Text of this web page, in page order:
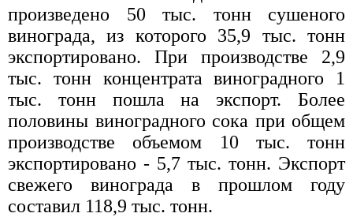
произведено 50 тыс. тонн сушеного
винограда, из которого 35,9 тыс. тонн
экспортировано. При производстве 2,9
тыс. тонн концентрата виноградного 1
тыс. тонн пошла на экспорт. Более
половины виноградного сока при общем
производстве объемом 10 тыс. тонн
экспортировано - 5,7 тыс. тонн. Экспорт
свежего винограда в прошлом году
составил 118,9 тыс. тонн.